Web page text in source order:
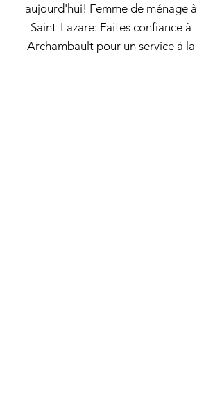
aujourd'hui! Femme de ménage à
Saint-Lazare: Faites confiance à
Archambault pour un service à la